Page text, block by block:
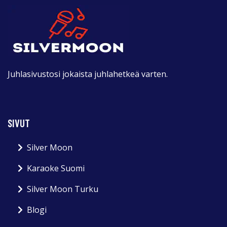
Juhlasivustosi jokaista juhlahetkeä varten.
SIVUT
Silver Moon
Karaoke Suomi
Silver Moon Turku
Blogi